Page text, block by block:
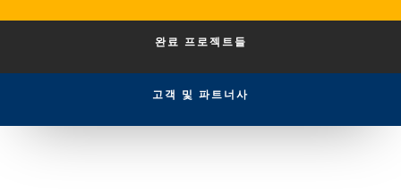
완료 프로젝트들
고객 및 파트너사